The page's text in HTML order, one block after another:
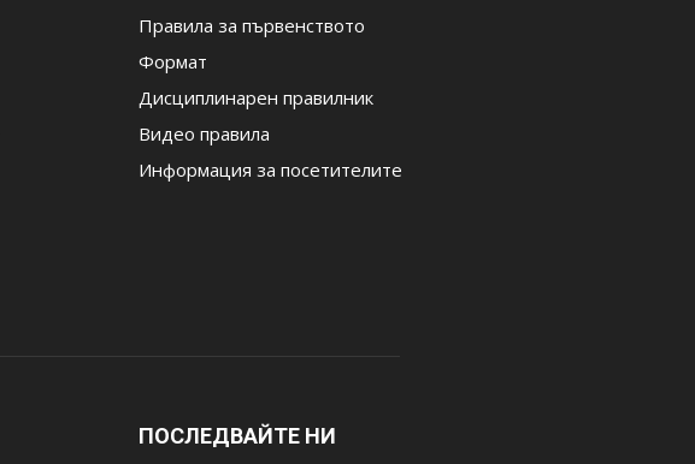
Правила за първенството
Формат
Дисциплинарен правилник
Видео правила
Информация за посетителите
ПОСЛЕДВАЙТЕ НИ